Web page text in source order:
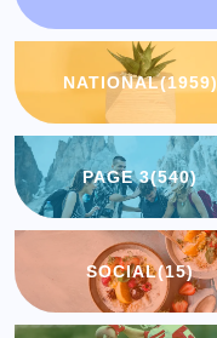
NATIONAL(1959)
PAGE 3(540)
SOCIAL(15)